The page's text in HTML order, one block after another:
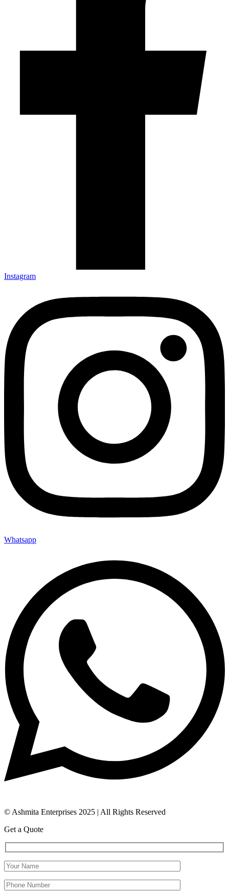
Instagram
Whatsapp
© Ashmita Enterprises 2025 | All Rights Reserved
Get a Quote